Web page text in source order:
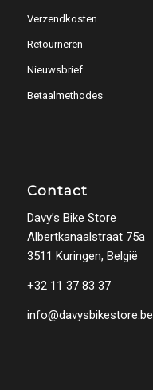
Verzendkosten
Retourneren
Nieuwsbrief
Betaalmethodes
Contact
Davy’s Bike Store
Albertkanaalstraat 75a
3511 Kuringen, België
+32 11 37 83 37
info@davysbikestore.be